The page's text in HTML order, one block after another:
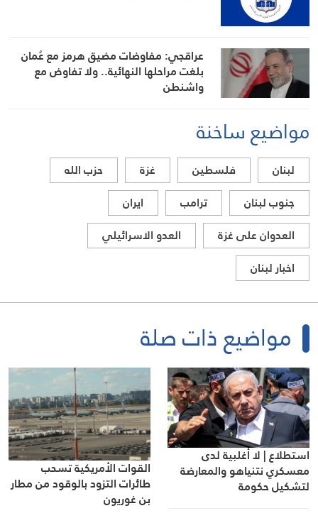
عراقجي: مفاوضات مضيق هرمز مع عُمان
بلغت مراحلها النهائية.. ولا تفاوض مع
واشنطن
مواضيع ساخنة
لبنان فلسطين غزة
حزب الله
جنوب لبنان
ترامب
ايران
العدوان على غزة
العدو الاسرائيلي
اخبار لبنان
مواضيع ذات صلة
استطلاع | لا أغلبية لدى
معسكري نتنياهو والمعارضة
لتشكيل حكومة
القوات الأمريكية تسحب
طائرات التزود بالوقود من مطار
بن غوريون